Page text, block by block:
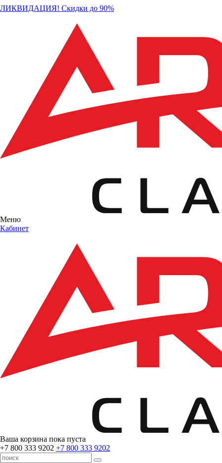
ЛИКВИДАЦИЯ! Скидки до 90%
Меню
Кабинет
Ваша корзина пока пуста
+7 800 333 9202 +7 800 333 9202